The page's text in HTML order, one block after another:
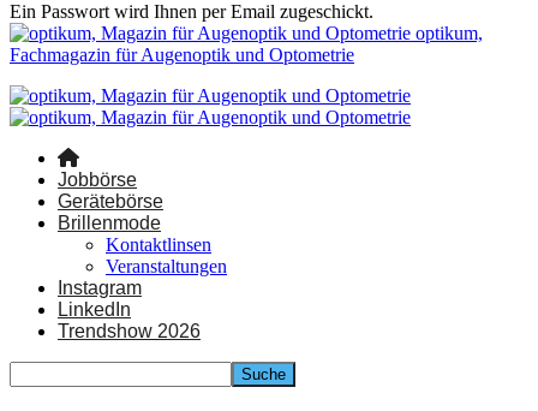
Ein Passwort wird Ihnen per Email zugeschickt.
optikum,
Fachmagazin für Augenoptik und Optometrie
Jobbörse
Gerätebörse
Brillenmode
Kontaktlinsen
Veranstaltungen
Instagram
LinkedIn
Trendshow 2026